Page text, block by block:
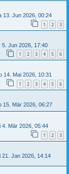
13. Jun 2026, 00:24
1 2 3
5. Jun 2026, 17:40
1 2 3 4 5 6
14. Mai 2026, 10:31
1 2 3 4 5 6
15. Mär 2026, 06:27
4. Mär 2026, 05:44
1 2 3
21. Jan 2026, 14:14